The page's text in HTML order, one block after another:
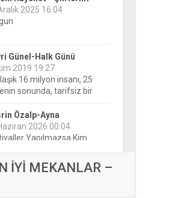
2019 19:27
16 milyon insanı, 25
sonunda, tarifsiz bir
ortasına bıraktılar!
2026 00:04
Yapılmazsa Kim
Üreticiden Esnafa,
Bayrakdar-Biz diyoruz
İYİ MEKANLAR –